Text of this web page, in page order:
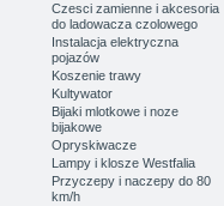
Czesci zamienne i akcesoria
do ladowacza czolowego
Instalacja elektryczna
pojazów
Koszenie trawy
Kultywator
Bijaki mlotkowe i noze
bijakowe
Opryskiwacze
Lampy i klosze Westfalia
Przyczepy i naczepy do 80
km/h